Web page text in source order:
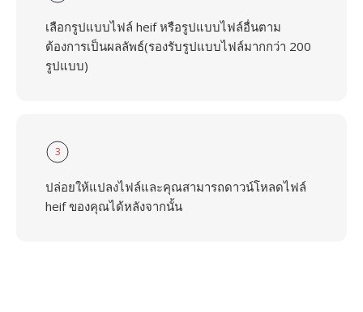
เลือกรูปแบบไฟล์ heif หรือรูปแบบไฟล์อื่นตาม
ต้องการเป็นผลลัพธ์(รองรับรูปแบบไฟล์มากกว่า 200
รูปแบบ)
3
ปล่อยให้แปลงไฟล์และคุณสามารถดาวน์โหลดไฟล์
heif ของคุณได้หลังจากนั้น